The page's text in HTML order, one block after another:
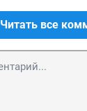
Читать все